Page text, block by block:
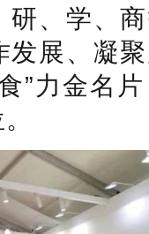
研、学、
发展、凝
”力金名